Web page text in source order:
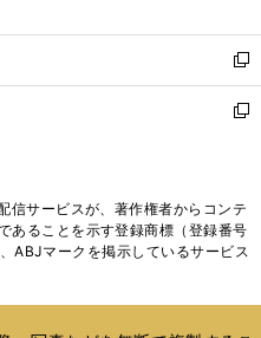
開
く
ウ
で
開
く
ン
ド
ウ
で
ウ
ィ
ン
ド
く
新
し
い
ド
ウ
で
新
ィ
ン
ド
信サービスが、著作権者からコンテ
あることを示す登録商標（登録番号
ABJマークを掲示しているサービス